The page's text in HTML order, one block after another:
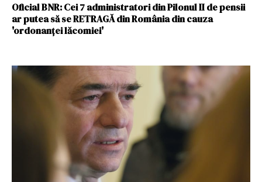
Oficial BNR: Cei 7 administratori din Pilonul II de pensii
ar putea să se RETRAGĂ din România din cauza
'ordonanţei lăcomiei'